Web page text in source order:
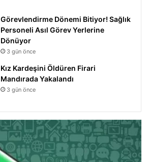
Görevlendirme Dönemi Bitiyor! Sağlık
Personeli Asıl Görev Yerlerine
Dönüyor
3 gün önce
Kız Kardeşini Öldüren Firari
Mandırada Yakalandı
3 gün önce